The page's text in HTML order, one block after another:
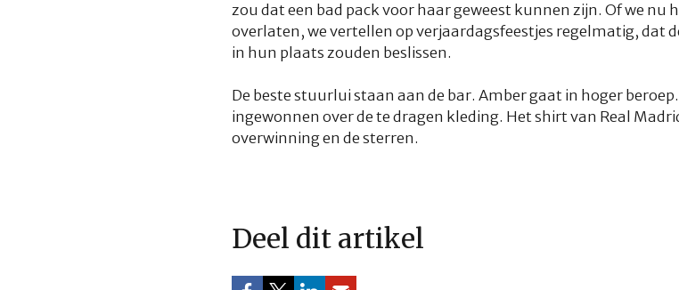
zou dat een bad packvoor haar geweest kunnen zijn. Of we nu
overlaten, we vertellen op verjaardagsfeestjes regelmatig, dat
in hun plaats zouden beslissen.
De beste stuurlui staan aan de bar. Amber gaat in hoger
ingewonnen over de te dragen kleding. Het shirt van Real
overwinning en de sterren.
Deel dit artikel